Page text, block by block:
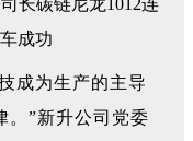
成为生产的主导
。”新升公司党委